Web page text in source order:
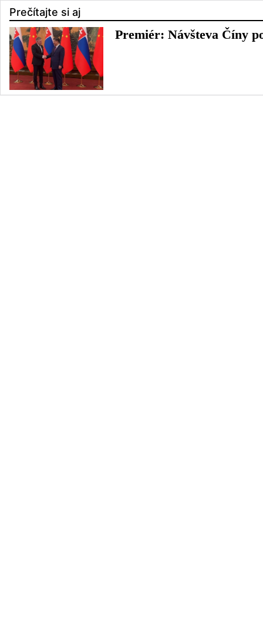
Prečítajte si aj
Premiér: Návšteva Číny